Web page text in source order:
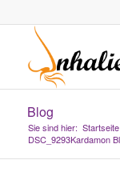
Blog
Sie sind hier: Startseite
DSC_9293Kardamon